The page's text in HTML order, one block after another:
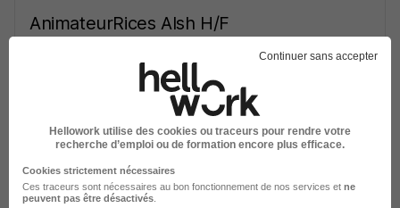
AnimateurRices Alsh H/F
MAIRIE de Ploumagoar
CDD Temps partiel
Cette offre n’est plus disponible depuis le 22/06/26
Continuer sans accepter
Hellowork utilise des cookies ou traceurs pour rendre votre
recherche d’emploi ou de formation encore plus efficace.
Cookies strictement nécessaires
Ces traceurs sont nécessaires au bon fonctionnement de nos services et ne
peuvent pas être désactivés